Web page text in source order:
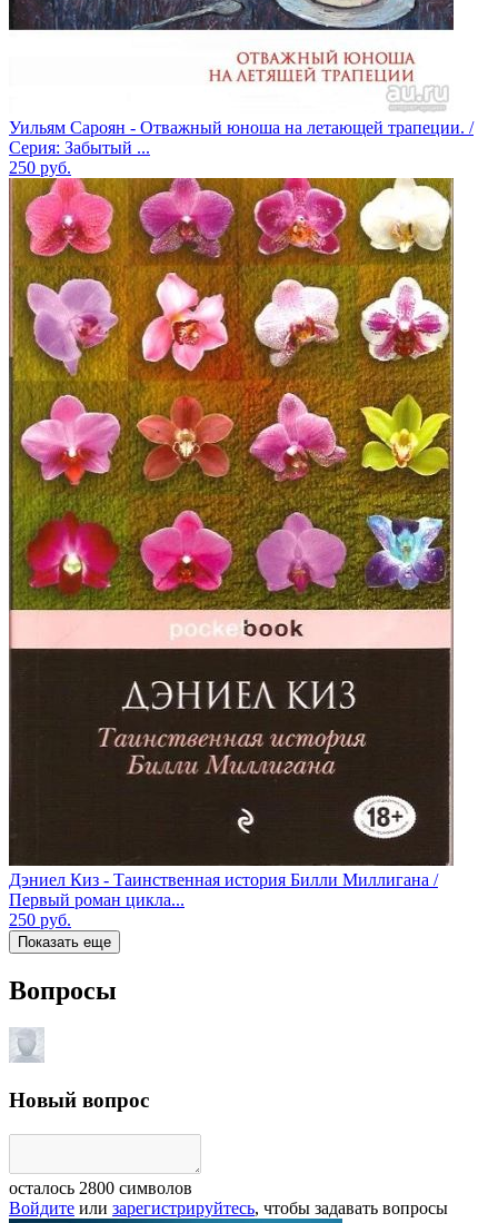
Уильям Сароян - Отважный юноша на летающей трапеции. /
Серия: Забытый ...
250 руб.
Дэниел Киз - Таинственная история Билли Миллигана /
Первый роман цикла...
250 руб.
Показать еще
Вопросы
Новый вопрос
осталось 2800 символов
Войдите или зарегистрируйтесь, чтобы задавать вопросы